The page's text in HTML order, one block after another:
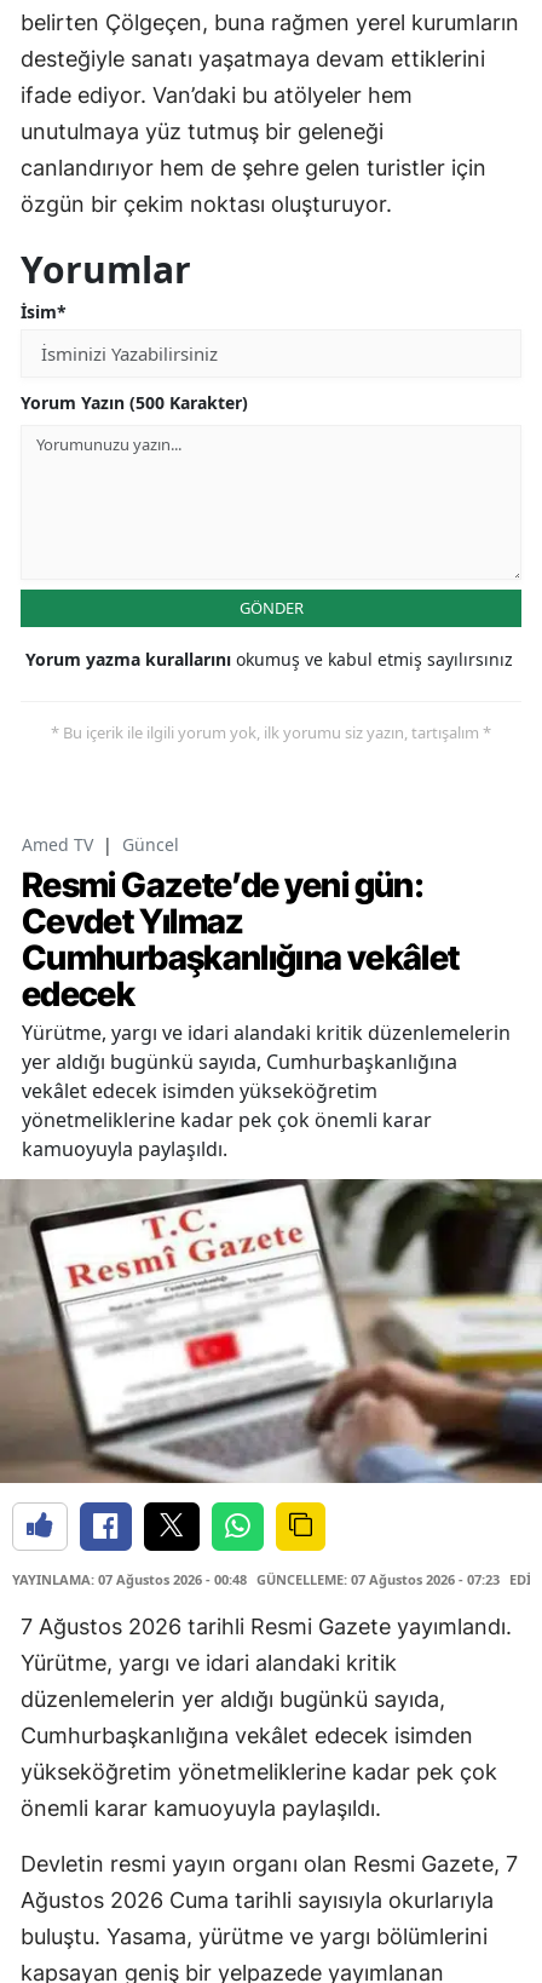
belirten Çölgeçen, buna rağmen yerel kurumların
desteğiyle sanatı yaşatmaya devam ettiklerini
ifade ediyor. Van’daki bu atölyeler hem
unutulmaya yüz tutmuş bir geleneği
canlandırıyor hem de şehre gelen turistler için
özgün bir çekim noktası oluşturuyor.
Yorumlar
İsim*
Yorum Yazın (500 Karakter)
GÖNDER
Yorum yazma kurallarını okumuş ve kabul etmiş sayılırsınız
* Bu içerik ile ilgili yorum yok, ilk yorumu siz yazın, tartışalım *
Amed TV | Güncel
Resmi Gazete’de yeni gün:
Cevdet Yılmaz
Cumhurbaşkanlığına vekâlet
edecek
Yürütme, yargı ve idari alandaki kritik düzenlemelerin
yer aldığı bugünkü sayıda, Cumhurbaşkanlığına
vekâlet edecek isimden yükseköğretim
yönetmeliklerine kadar pek çok önemli karar
kamuoyuyla paylaşıldı.
YAYINLAMA: 07 Ağustos 2026 - 00:48 GÜNCELLEME: 07 Ağustos 2026 - 07:23
7 Ağustos 2026 tarihli Resmi Gazete yayımlandı.
Yürütme, yargı ve idari alandaki kritik
düzenlemelerin yer aldığı bugünkü sayıda,
Cumhurbaşkanlığına vekâlet edecek isimden
yükseköğretim yönetmeliklerine kadar pek çok
önemli karar kamuoyuyla paylaşıldı.
Devletin resmi yayın organı olan Resmi Gazete, 7
Ağustos 2026 Cuma tarihli sayısıyla okurlarıyla
buluştu. Yasama, yürütme ve yargı bölümlerini
kapsayan geniş bir yelpazede yayımlanan